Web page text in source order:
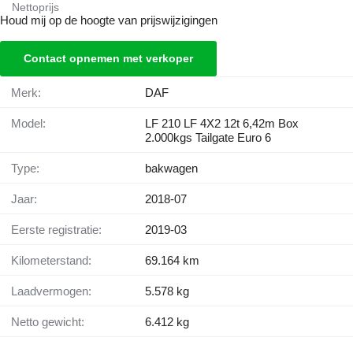
Nettoprijs
Houd mij op de hoogte van prijswijzigingen
Contact opnemen met verkoper
Merk: DAF
Model:
LF 210 LF 4X2 12t 6,42m Box
2.000kgs Tailgate Euro 6
Type: bakwagen
Jaar: 2018-07
Eerste registratie: 2019-03
Kilometerstand: 69.164 km
Laadvermogen: 5.578 kg
Netto gewicht: 6.412 kg